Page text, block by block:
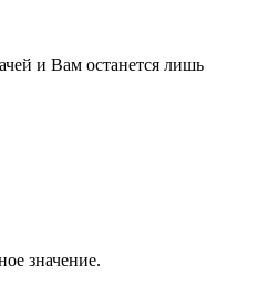
и Вам останется лишь
значение.